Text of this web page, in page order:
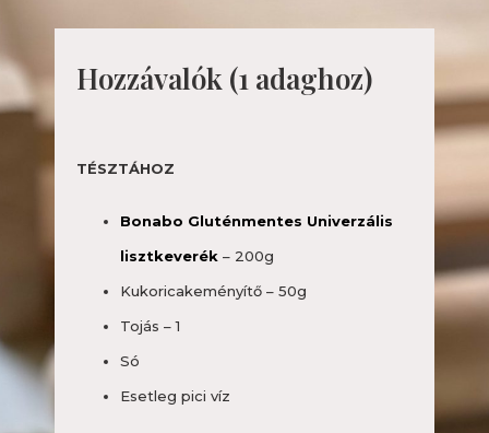
Hozzávalók (1 adaghoz)
TÉSZTÁHOZ
Bonabo Gluténmentes Univerzális
lisztkeverék – 200g
Kukoricakeményítő – 50g
Tojás – 1
Só
Esetleg pici víz